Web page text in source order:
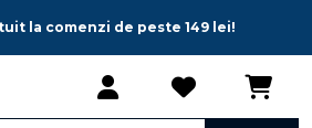
la comenzi de peste 149 lei!